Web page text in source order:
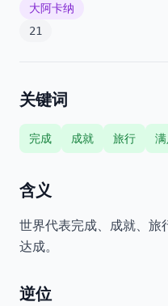
大阿卡纳
21
关键词
完成 成就 旅行
含义
世界代表完成、成就、旅
达成。
逆位